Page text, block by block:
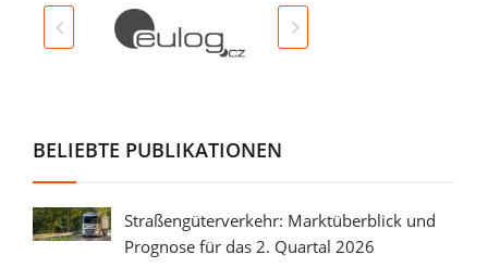
BELIEBTE PUBLIKATIONEN
Straßengüterverkehr: Marktüberblick und
Prognose für das 2. Quartal 2026